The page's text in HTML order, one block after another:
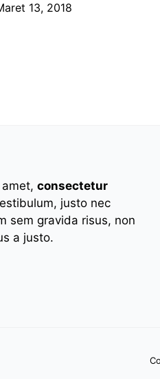
13, 2018
consectetur
justo nec
sem gravida risus, non
a justo.